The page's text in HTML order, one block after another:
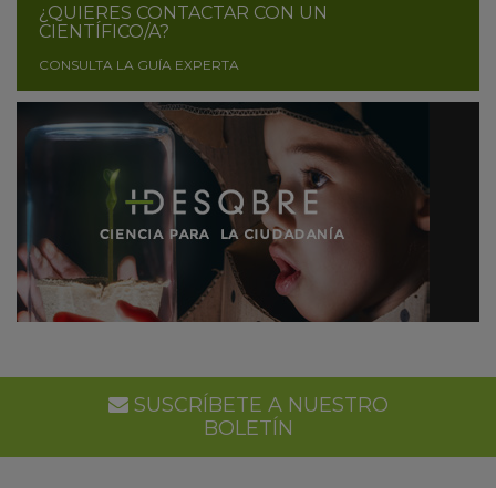
¿QUIERES CONTACTAR CON UN
CIENTÍFICO/A?
CONSULTA LA GUÍA EXPERTA
SUSCRÍBETE A NUESTRO
BOLETÍN